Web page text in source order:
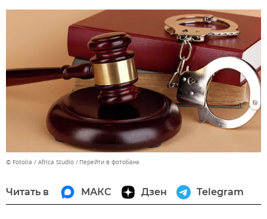
© Fotolia / Africa Studio Перейти в фотобанк
Читать в МАКС Дзен Telegram